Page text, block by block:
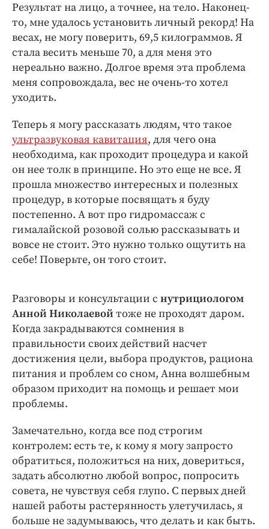
Результат на лицо, а точнее, на тело. Наконец-
то, мне удалось установить личный рекорд! На
весах, не могу поверить, 69,5 килограммов. Я
стала весить меньше 70, а для меня это
нереально важно. Долгое время эта проблема
меня сопровождала, вес не очень-то хотел
уходить.
Теперь я могу рассказать людям, что такое
ультразвуковая кавитация, для чего она
необходима, как проходит процедура и какой
он нее толк в принципе. Но это еще не все. Я
прошла множество интересных и полезных
процедур, в которые посвящать я буду
постепенно. А вот про гидромассаж с
гималайской розовой солью рассказывать и
вовсе не стоит. Это нужно только ощутить на
себе! Поверьте, он того стоит.
Разговоры и консультации с нутрициологом
Анной Николаевой тоже не проходят даром.
Когда закрадываются сомнения в
правильности своих действий насчет
достижения цели, выбора продуктов, рациона
питания и проблем со сном, Анна волшебным
образом приходит на помощь и решает мои
проблемы.
Замечательно, когда все под строгим
контролем: есть те, к кому я могу запросто
обратиться, положиться на них, довериться,
задать абсолютно любой вопрос, попросить
совета, не чувствуя себя глупо. С первых дней
нашей работы растерянность улетучилась, я
больше не задумываюсь, что делать и как быть.